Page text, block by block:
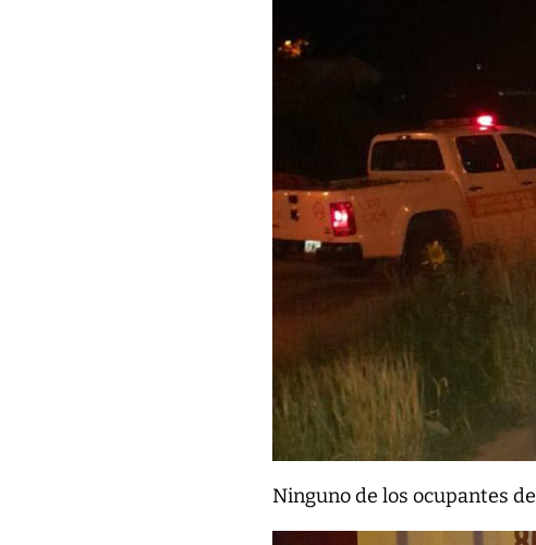
Ninguno de los ocupantes